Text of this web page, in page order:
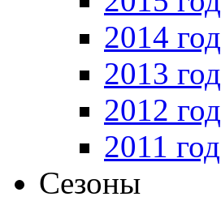
2014 год
2013 год
2012 год
2011 год
Сезоны